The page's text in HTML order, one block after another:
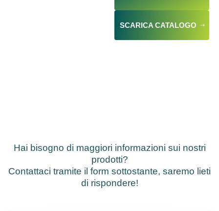
SCARICA CATALOGO
Hai bisogno di maggiori informazioni sui nostri
prodotti?
Contattaci tramite il form sottostante, saremo lieti
di rispondere!